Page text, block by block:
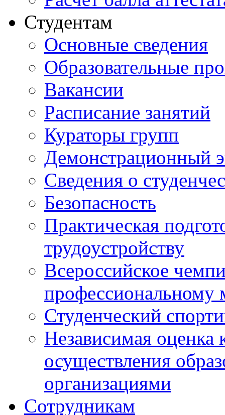
Студентам
Основные сведения
Образовательные
Вакансии
Расписание занятий
Кураторы групп
Демонстрационный
Сведения о
Безопасность
Практическая
трудоустройству
Всероссийское
профессиональному
Студенческий
Независимая оценка
осуществления
организациями
Сотрудникам